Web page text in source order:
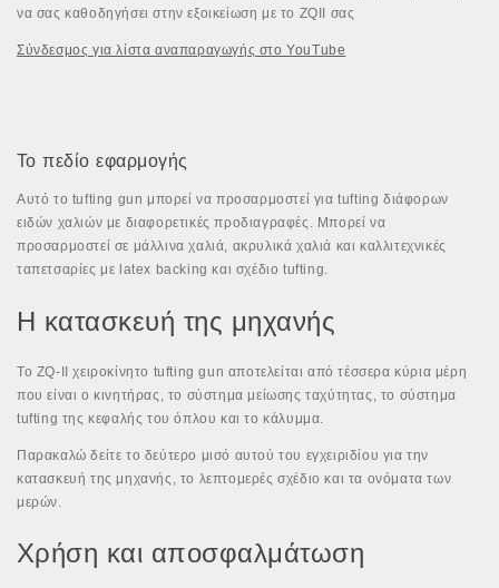
να σας καθοδηγήσει στην εξοικείωση με το ZQII σας
Σύνδεσμος για λίστα αναπαραγωγής στο YouTube
Το πεδίο εφαρμογής
Αυτό το tufting gun μπορεί να προσαρμοστεί για tufting διάφορων
ειδών χαλιών με διαφορετικές προδιαγραφές. Μπορεί να
προσαρμοστεί σε μάλλινα χαλιά, ακρυλικά χαλιά και καλλιτεχνικές
ταπετσαρίες με latex backing και σχέδιο tufting.
Η κατασκευή της μηχανής
Το ZQ-II χειροκίνητο tufting gun αποτελείται από τέσσερα κύρια μέρη
που είναι ο κινητήρας, το σύστημα μείωσης ταχύτητας, το σύστημα
tufting της κεφαλής του όπλου και το κάλυμμα.
Παρακαλώ δείτε το δεύτερο μισό αυτού του εγχειριδίου για την
κατασκευή της μηχανής, το λεπτομερές σχέδιο και τα ονόματα των
μερών.
Χρήση και αποσφαλμάτωση